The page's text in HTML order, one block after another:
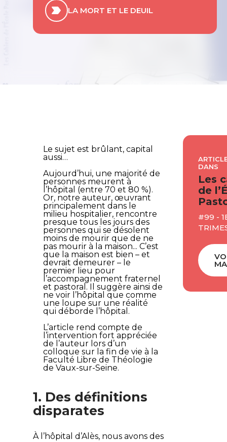
LA MORT ET LE DEUIL
Le sujet est brûlant, capital
aussi…
Aujourd’hui, une majorité de
personnes meurent à
l’hôpital (entre 70 et 80 %).
Or, notre auteur, œuvrant
principalement dans le
milieu hospitalier, rencontre
presque tous les jours des
personnes qui se désolent
moins de mourir que de ne
pas mourir à la maison... C’est
que la maison est bien – et
devrait demeurer – le
premier lieu pour
l’accompagnement fraternel
et pastoral. Il suggère ainsi de
ne voir l’hôpital que comme
une loupe sur une réalité
qui déborde l’hôpital.
L’article rend compte de
l’intervention fort appréciée
de l’auteur lors d’un
colloque sur la fin de vie à la
Faculté Libre de Théologie
de Vaux-sur-Seine.
1. Des définitions
disparates
À l’hôpital d’Alès, nous avons des
DANS
Les
de
#99 -